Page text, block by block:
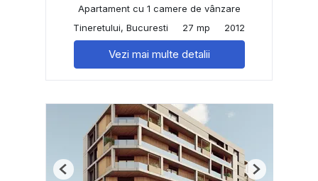
Apartament cu 1 camere de vânzare
Tineretului, Bucuresti
27 mp 2012
Vezi mai multe detalii
Previous Next